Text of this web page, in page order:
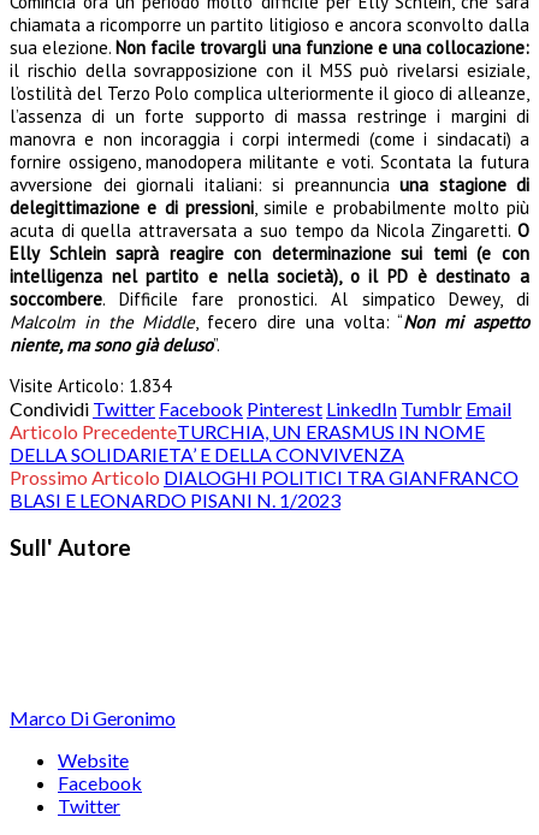
chiamata a ricomporre un partito litigioso e ancora sconvolto dalla
sua elezione.Non facile trovargli una funzione e una collocazione:
il rischio della sovrapposizione con il M5S può rivelarsi esiziale,
l’ostilità del Terzo Polo complica ulteriormente il gioco di alleanze,
l’assenza di un forte supporto di massa restringe i margini di
manovra e non incoraggia i corpi intermedi (come i sindacati) a
fornire ossigeno, manodopera militante e voti. Scontata la futura
avversione dei giornali italiani: si preannuncia una stagione di
delegittimazione e di pressioni, simile e probabilmente molto più
acuta di quella attraversata a suo tempo da Nicola Zingaretti. O
Elly Schlein saprà reagire con determinazione sui temi (e con
intelligenza nel partito e nella società), o il PD è destinato a
soccombere. Difficile fare pronostici. Al simpatico Dewey, di
Malcolm in the Middle, fecero dire una volta: “Non mi aspetto
niente, ma sono giàdeluso”.
Visite Articolo: 1.834
Condividi Twitter Facebook Pinterest LinkedIn Tumblr Email
Articolo PrecedenteTURCHIA, UN ERASMUS IN NOME
DELLA SOLIDARIETA’ E DELLA CONVIVENZA
Prossimo Articolo DIALOGHI POLITICI TRA GIANFRANCO
BLASI E LEONARDO PISANI N. 1/2023
Sull' Autore
Marco Di Geronimo
Website
Facebook
Twitter